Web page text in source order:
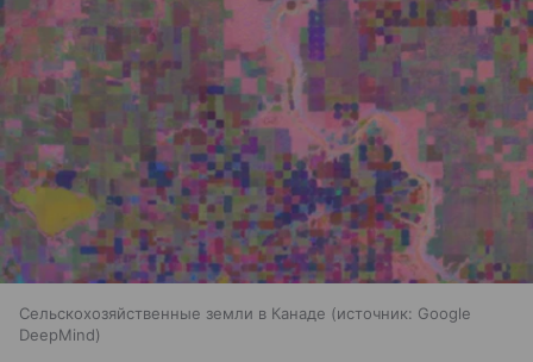
Сельскохозяйственные земли в Канаде источник: Google
DeepMind